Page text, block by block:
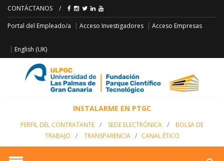
CONTÁCTANOS /
Portal del Empleado/a Acceso Investigadores Acceso Empresas
English (UK)
INSTALARME EN PTGC
PERFIL DEL CONTRATANTE / SEDE ELECTRÓNICA /
BOLSA DE
TRABAJO
/ TRANSPARENCIA/ CANAL ÉTICO